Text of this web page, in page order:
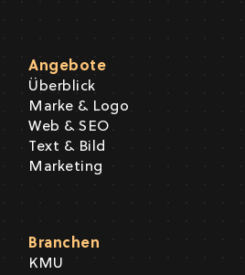
Angebote
Überblick
Marke & Logo
Web & SEO
Text & Bild
Marketing
Branchen
KMU